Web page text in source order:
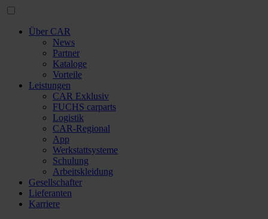
Über CAR
News
Partner
Kataloge
Vorteile
Leistungen
CAR Exklusiv
FUCHS carparts
Logistik
CAR-Regional
App
Werkstattsysteme
Schulung
Arbeitskleidung
Gesellschafter
Lieferanten
Karriere